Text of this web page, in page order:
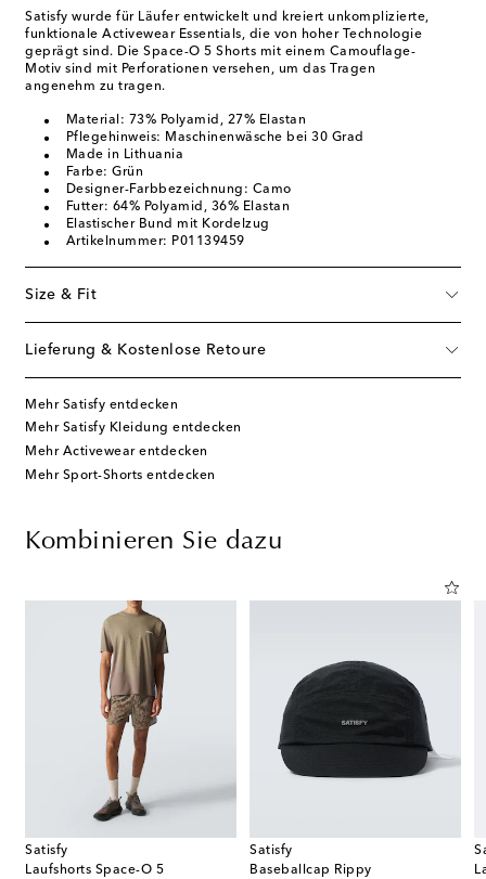
Satisfy wurde für Läufer entwickelt und kreiert unkomplizierte,
funktionale Activewear Essentials, die von hoher Technologie
geprägt sind. Die Space-O 5 Shorts mit einem Camouflage-
Motiv sind mit Perforationen versehen, um das Tragen
angenehm zu tragen.
Material: 73% Polyamid, 27% Elastan
Pflegehinweis: Maschinenwäsche bei 30 Grad
Made in Lithuania
Farbe: Grün
Designer-Farbbezeichnung: Camo
Futter: 64% Polyamid, 36% Elastan
Elastischer Bund mit Kordelzug
Artikelnummer: P01139459
Size & Fit
Lieferung & Kostenlose Retoure
Mehr Satisfy entdecken
Mehr Satisfy Kleidung entdecken
Mehr Activewear entdecken
Mehr Sport-Shorts entdecken
Kombinieren Sie dazu
Satisfy
Laufshorts Space-O 5
Satisfy
Baseballcap Rippy